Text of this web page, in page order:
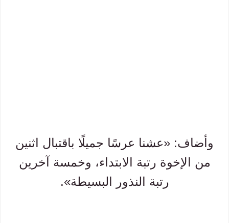
وأضاف: «عشنا عرسًا جميلًا باقتبال اثنين
من الإخوة رتبة الابتداء، وخمسة آخرين
رتبة النذور البسيطة».